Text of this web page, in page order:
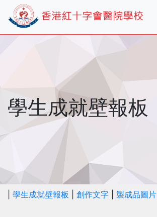
學生成就壁報板
學生成就壁報板 創作文字 製成品圖片